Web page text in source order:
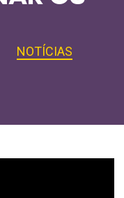
NOTÍCIAS